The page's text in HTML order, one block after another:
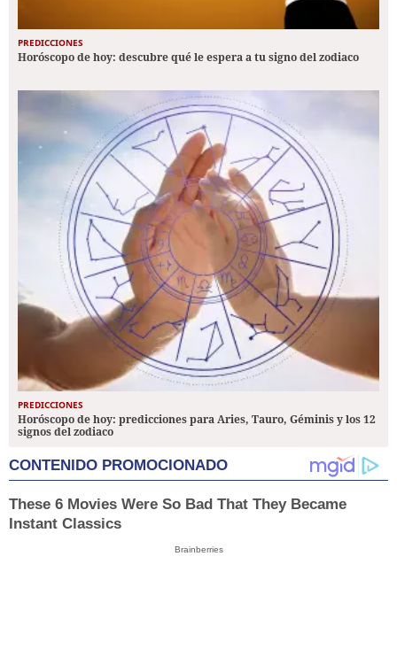
PREDICCIONES
Horóscopo de hoy: descubre qué le espera a tu signo del zodiaco
PREDICCIONES
Horóscopo de hoy: predicciones para Aries, Tauro, Géminis y los 12
signos del zodiaco
CONTENIDO PROMOCIONADO
These 6 Movies Were So Bad That They Became
Instant Classics
Brainberries